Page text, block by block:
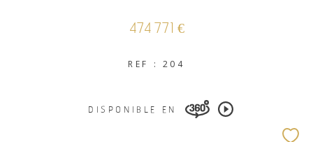
474 771 €
REF : 204
DISPONIBLE EN